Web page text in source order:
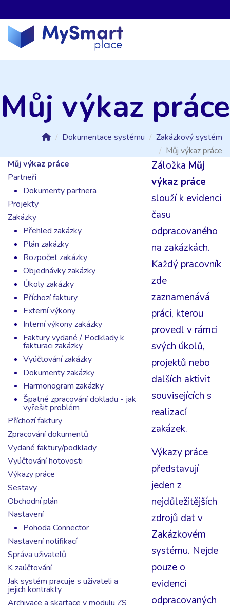
Můj výkaz práce
Dokumentace systému
Zakázkový systém
Můj výkaz práce
Můj výkaz práce
Partneři
Dokumenty partnera
Projekty
Zakázky
Přehled zakázky
Plán zakázky
Rozpočet zakázky
Objednávky zakázky
Úkoly zakázky
Příchozí faktury
Externí výkony
Interní výkony zakázky
Faktury vydané / Podklady k
fakturaci zakázky
Vyúčtování zakázky
Dokumenty zakázky
Harmonogram zakázky
Špatné zpracování dokladu - jak
vyřešit problém
Příchozí faktury
Zpracování dokumentů
Vydané faktury/podklady
Vyúčtování hotovosti
Výkazy práce
Sestavy
Obchodní plán
Nastavení
Pohoda Connector
Nastavení notifikací
Správa uživatelů
K zaúčtování
Jak systém pracuje s uživateli a
jejich kontrakty
Archivace a skartace v modulu ZS
Záložka Můj
výkaz práce
slouží k evidenci
času
odpracovaného
na zakázkách.
Každý pracovník
zde
zaznamenává
práci, kterou
provedl v rámci
svých úkolů,
projektů nebo
dalších aktivit
souvisejících s
realizací
zakázek.
Výkazy práce
představují
jeden z
nejdůležitějších
zdrojů dat v
Zakázkovém
systému. Nejde
pouze o
evidenci
odpracovaných